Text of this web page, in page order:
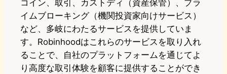
コイン、取引、カストディ（資産保管）、プラ
イムブローキング（機関投資家向けサービス）
など、多岐にわたるサービスを提供していま
す。Robinhoodはこれらのサービスを取り入れ
ることで、自社のプラットフォームを通じてよ
り高度な取引体験を顧客に提供することができ